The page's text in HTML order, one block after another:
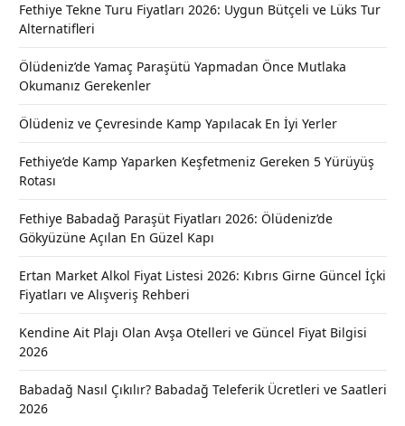
Fethiye Tekne Turu Fiyatları 2026: Uygun Bütçeli ve Lüks Tur
Alternatifleri
Ölüdeniz’de Yamaç Paraşütü Yapmadan Önce Mutlaka
Okumanız Gerekenler
Ölüdeniz ve Çevresinde Kamp Yapılacak En İyi Yerler
Fethiye’de Kamp Yaparken Keşfetmeniz Gereken 5 Yürüyüş
Rotası
Fethiye Babadağ Paraşüt Fiyatları 2026: Ölüdeniz’de
Gökyüzüne Açılan En Güzel Kapı
Ertan Market Alkol Fiyat Listesi 2026: Kıbrıs Girne Güncel İçki
Fiyatları ve Alışveriş Rehberi
Kendine Ait Plajı Olan Avşa Otelleri ve Güncel Fiyat Bilgisi
2026
Babadağ Nasıl Çıkılır? Babadağ Teleferik Ücretleri ve Saatleri
2026